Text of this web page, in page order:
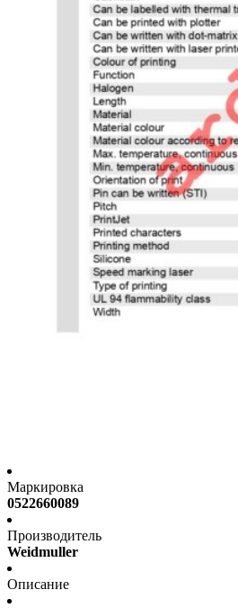
Маркировка
0522660089
Производитель
Weidmuller
Описание